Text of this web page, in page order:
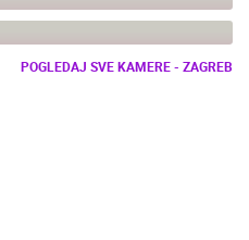
POGLEDAJ SVE KAMERE - ZAGREB